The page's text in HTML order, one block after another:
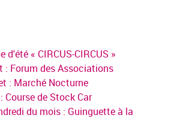
d'été « CIRCUS-CIRCUS »
: Forum des Associations
: Marché Nocturne
Course de Stock Car
du mois : Guinguette à la